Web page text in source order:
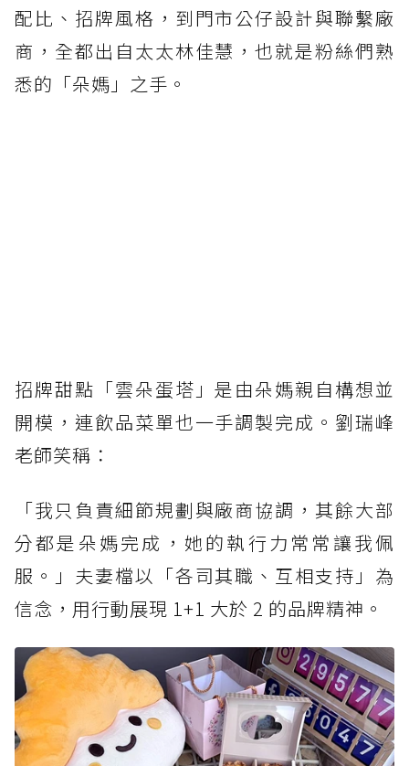
配比、招牌風格，到門市公仔設計與聯繫廠
商，全都出自太太林佳慧，也就是粉絲們熟
悉的「朵媽」之手。
招牌甜點「雲朵蛋塔」是由朵媽親自構想並
開模，連飲品菜單也一手調製完成。劉瑞峰
老師笑稱：
「我只負責細節規劃與廠商協調，其餘大部
分都是朵媽完成，她的執行力常常讓我佩
服。」夫妻檔以「各司其職、互相支持」為
信念，用行動展現 1+1 大於 2 的品牌精神。